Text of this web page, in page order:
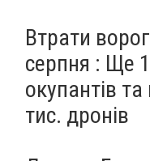
Втрати
серпня : Ще
окупантів
тис. дронів